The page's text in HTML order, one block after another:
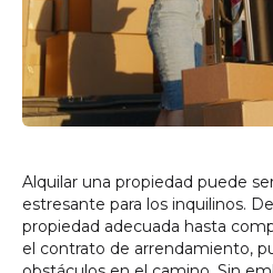
Alquilar una propiedad puede
estresante para los inquilinos.
propiedad adecuada hasta
el contrato de arrendamiento,